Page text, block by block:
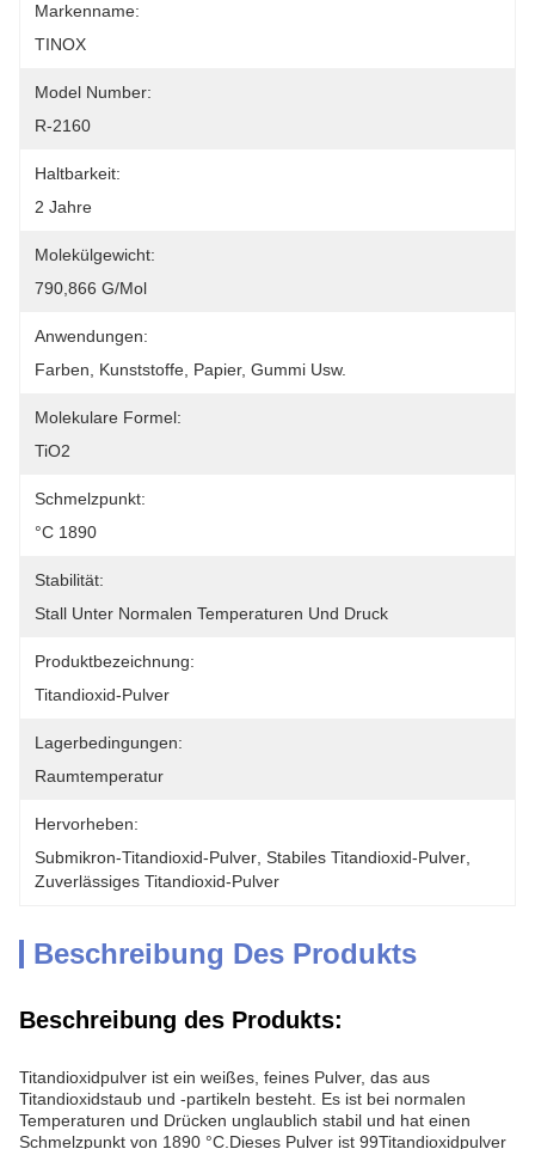
Markenname:
TINOX
Model Number:
R-2160
Haltbarkeit:
2 Jahre
Molekülgewicht:
790,866 G/mol
Anwendungen:
Farben, Kunststoffe, Papier, Gummi Usw.
Molekulare Formel:
TiO2
Schmelzpunkt:
°C 1890
Stabilität:
Stall Unter Normalen Temperaturen Und Druck
Produktbezeichnung:
Titandioxid-Pulver
Lagerbedingungen:
Raumtemperatur
Hervorheben:
Submikron-Titandioxid-Pulver Stabiles Titandioxid-Pulver
Zuverlässiges Titandioxid-Pulver
Beschreibung Des Produkts
Beschreibung des Produkts:
Titandioxidpulver ist ein weißes, feines Pulver, das aus
Titandioxidstaub und -partikeln besteht. Es ist bei normalen
Temperaturen und Drücken unglaublich stabil und hat einen
Schmelzpunkt von 1890 °C.Dieses Pulver ist 99Titandioxidpulver